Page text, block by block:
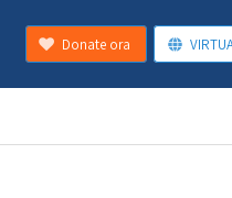
Donate ora